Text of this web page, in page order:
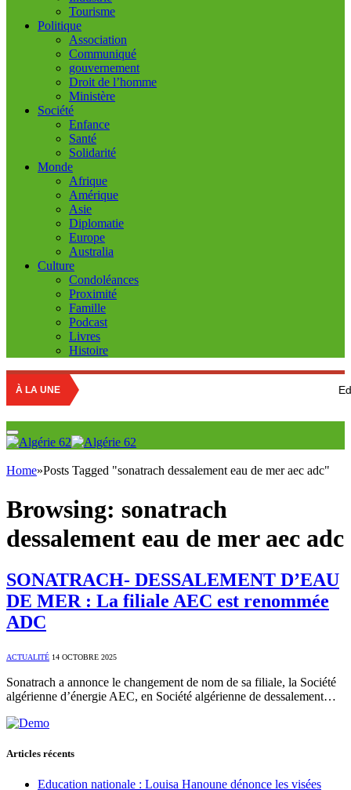
Tourisme
Politique
Association
Communiqué
gouvernement
Droit de l’homme
Ministère
Société
Enfance
Santé
Solidarité
Monde
Afrique
Amérique
Asie
Diplomatie
Europe
Australia
Culture
Condoléances
Proximité
Famille
Podcast
Livres
Histoire
À LA UNE Education
Home»Posts Tagged "sonatrach dessalement eau de mer aec adc"
Browsing: sonatrach
dessalement eau de mer aec adc
SONATRACH- DESSALEMENT D’EAU
DE MER : La filiale AEC est renommée
ADC
ACTUALITÉ 14 OCTOBRE 2025
Sonatrach a annonce le changement de nom de sa filiale, la Société
algérienne d’énergie AEC, en Société algérienne de dessalement…
Articles récents
Education nationale : Louisa Hanoune dénonce les visées